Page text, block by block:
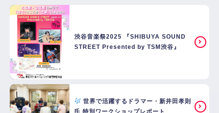
渋谷音楽祭2025 『SHIBUYA SOUND
STREET Presented by TSM渋谷』
世界で活躍するドラマー・新井田孝則
氏 特別ワークショップレポート